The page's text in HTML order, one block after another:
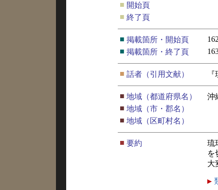
■ 開始頁
■ 終了頁
■ 掲載箇所・開始頁
■ 掲載箇所・終了頁
■ 話者（引用文献）
■ 地域（都道府県名）
沖
■ 地域（市・郡名）
■ 地域（区町村名）
■ 要約
琉
を
大